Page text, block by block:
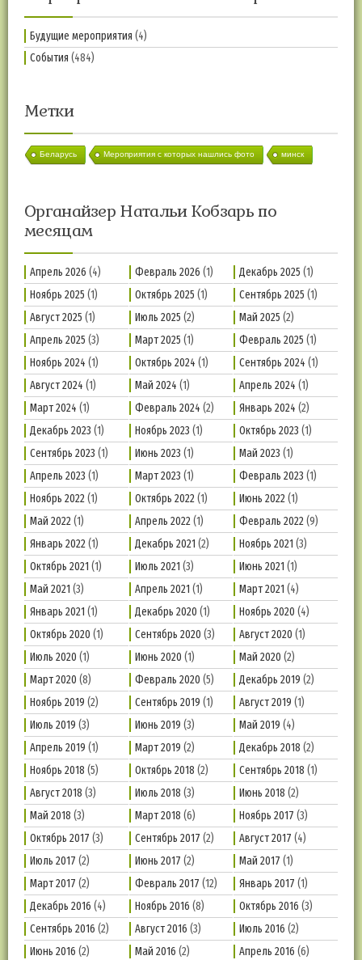
Будущие мероприятия (4)
События (484)
Метки
Беларусь Мероприятия с которых нашлись фото минск
Органайзер Натальи Кобзарь по
месяцам
Апрель 2026 (4) Февраль 2026 (1) Декабрь 2025 (1)
Ноябрь 2025 (1) Октябрь 2025 (1) Сентябрь 2025 (1)
Август 2025 (1) Июль 2025 (2) Май 2025 (2)
Апрель 2025 (3) Март 2025 (1) Февраль 2025 (1)
Ноябрь 2024 (1) Октябрь 2024 (1) Сентябрь 2024 (1)
Август 2024 (1) Май 2024 (1) Апрель 2024 (1)
Март 2024 (1) Февраль 2024 (2) Январь 2024 (2)
Декабрь 2023 (1) Ноябрь 2023 (1) Октябрь 2023 (1)
Сентябрь 2023 (1) Июнь 2023 (1) Май 2023 (1)
Апрель 2023 (1) Март 2023 (1) Февраль 2023 (1)
Ноябрь 2022(1) Октябрь 2022(1) Июнь 2022(1)
Май 2022(1) Апрель 2022(1) Февраль 2022(9)
Январь 2022(1) Декабрь 2021 (2) Ноябрь 2021 (3)
Октябрь 2021 (1) Июль 2021 (3) Июнь 2021 (1)
Май 2021 (3) Апрель 2021 (1) Март 2021 (4)
Январь 2021 (1) Декабрь 2020 (1) Ноябрь 2020 (4)
Октябрь 2020 (1) Сентябрь 2020 (3) Август 2020 (1)
Июль 2020 (1) Июнь 2020 (1) Май 2020 (2)
Март 2020 (8) Февраль 2020 (5) Декабрь 2019 (2)
Ноябрь 2019 (2) Сентябрь 2019 (1) Август 2019 (1)
Июль 2019 (3) Июнь 2019 (3) Май 2019 (4)
Апрель 2019 (1) Март 2019 (2) Декабрь 2018 (2)
Ноябрь 2018 (5) Октябрь 2018 (2) Сентябрь 2018 (1)
Август 2018 (3) Июль 2018 (3) Июнь 2018 (2)
Май 2018 (3) Март 2018 (6) Ноябрь 2017 (3)
Октябрь 2017 (3) Сентябрь 2017 (2) Август 2017 (4)
Июль 2017 (2) Июнь 2017 (2) Май 2017 (1)
Март 2017 (2) Февраль 2017 (12) Январь 2017 (1)
Декабрь 2016 (4) Ноябрь 2016 (8) Октябрь 2016 (3)
Сентябрь 2016 (2) Август 2016 (3) Июль 2016 (2)
Июнь 2016 (2) Май 2016 (2) Апрель 2016 (6)